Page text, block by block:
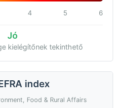
4 5 6
Jó
kielégítőnek tekinthető
index
Food & Rural Affairs